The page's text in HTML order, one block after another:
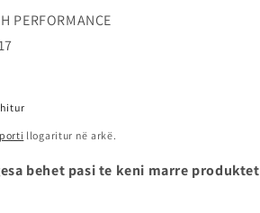
PERFORMANCE
llogaritur në arkë.
behet pasi te keni marre produktet